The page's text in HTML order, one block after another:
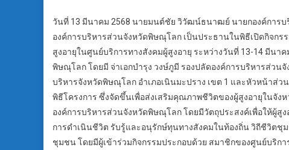
วันที่ 13 มีนาคม 2568 นายมนต์ชัย วิวัฒน์ธนาฒย์ นายกองค์การ
องค์การบริหารส่วนจังหวัดพิษณุโลก เป็นประธานในพิธีเปิดกิจกร
สูงอายุในศูนย์บริการทางสังคมผู้สูงอายุ ระหว่างวันที่ 13-14 มีน
พิษณุโลก โดยมี จ่าเอกบำรุง วงษ์ภูมี รองปลัดองค์การบริหารส่ว
บริหารจังหวัดพิษณุโลก อำเภอเนินมะปราง เขต 1 และหัวหน้าส่
พิธีโครงการ ซึ่งจัดขึ้นเพื่อส่งเสริมคุณภาพชีวิตของผู้สูงอายุในจัง
องค์การบริหารส่วนจังหวัดพิษณุโลก โดยมีวัตถุประสงค์เพื่อให้ผู้
การดำเนินชีวิต รับรู้และอนุรักษ์ทุนทางสังคมในท้องถิ่น วิถีชีวิต
ชุมชน โดยมีผู้เข้าร่วมกิจกรรมประกอบด้วย สมาชิกของศูนย์บริก